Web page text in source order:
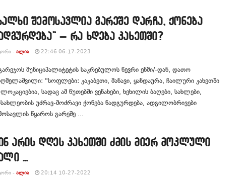
შემოსავლია გარეშე დარჩა, ქონება
– რა ხდება კახეთში?
- ᲐᲚᲘᲐ 22:46 06-17-2023
მუნიციპალიტეტის საკრებულოს წევრი ენმი/-დან, დათო
"სოფლები: კაკაბეთი, მანავი, ყანდაურა, ჩაილური კახეთში
სადაც ამ წუთებში ვენახები, ხეხილის ბაღები, სახლები,
უძრავ-მოძრავი ქონება ნადგურდება, ადგილობრივები
წყაროს გარეშე ...
არის დღეს კახეთში ძმის მიერ მოკლული
…
- ᲐᲚᲘᲐ 20:14 10-27-2022